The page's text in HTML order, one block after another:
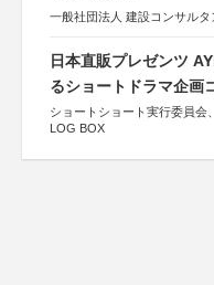
一般社団法人 建設コンサルタ
日本直販プレゼンツ
るショートドラマ企画
ショートショート実行委員会
LOG BOX